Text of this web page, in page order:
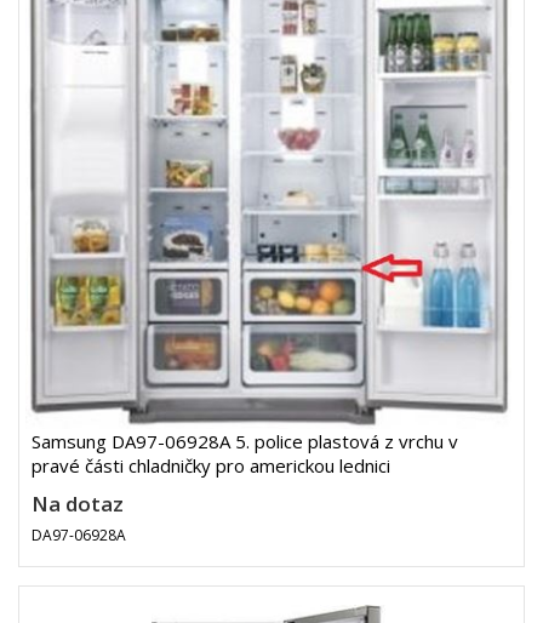
Samsung DA97-06928A 5. police plastová z vrchu v
pravé části chladničky pro americkou lednici
Na dotaz
DA97-06928A